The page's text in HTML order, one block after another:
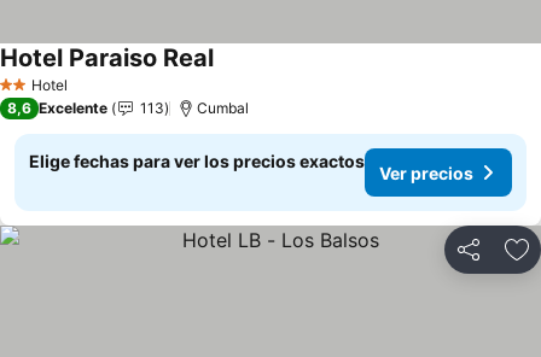
2 Estrellas
Hotel
Hotel Paraiso RealVer precios
8,6 Excelente 113 Cumbal
Elige fechas para ver los precios exactos
Ver precios
Compartir